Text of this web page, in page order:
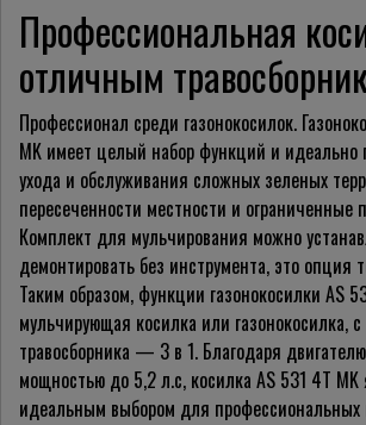
Профессиональная
отличным
Профессионал среди газонокосилок.
MK имеет целый набор функций и идеально
ухода и обслуживания сложных зеленых
пересеченности местности и ограниченные
Комплект для мульчирования можно
демонтировать без инструмента, это опция
Таким образом, функции газонокосилки AS
мульчирующая косилка или газонокосилка,
травосборника — 3 в 1. Благодаря
мощностью до 5,2 л.с, косилка AS 531 4T MK
идеальным выбором для профессиональных